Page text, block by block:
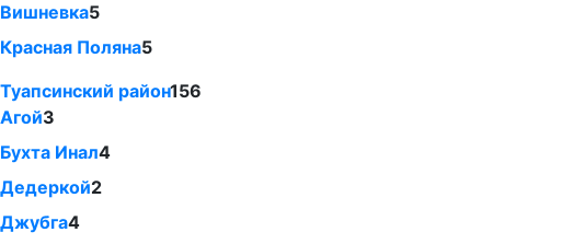
Вишневка5
Красная Поляна5
Туапсинский район156
Агой3
Бухта Инал4
Дедеркой2
Джубга4